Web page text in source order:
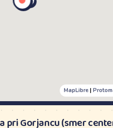
MapLibre|
pri Gorjancu (smer